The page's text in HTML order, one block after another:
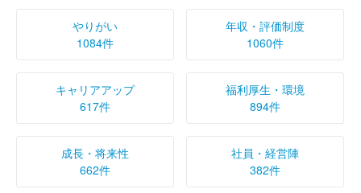
株式会社の口コミ（2026/…
2.0
【選考落選】27卒 パナソニックホールディングス株
式会社の口コミ（2026/5…
【選考落選】27卒 パナソニックホールディングス株
式会社の口コミ（2026/5…
4.0
やりがい
1084件
年収・評価制度
1060件
キャリアアップ
617件
福利厚生・環境
894件
成長・将来性
662件
社員・経営陣
382件